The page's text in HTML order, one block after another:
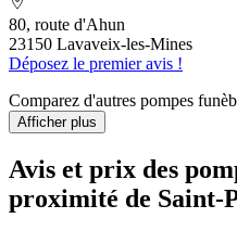
80, route d'Ahun
23150 Lavaveix-les-Mines
Déposez le premier avis !
Comparez d'autres pompes
Afficher plus
Avis et prix des
proximité de Saint-